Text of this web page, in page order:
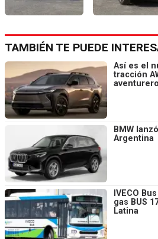
TAMBIÉN TE PUEDE
Así es el
tracción
aventurero
BMW
Argentina
IVECO
gas BUS
Latina